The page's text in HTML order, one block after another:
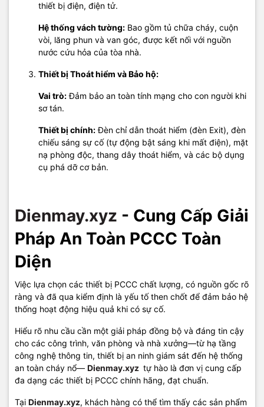
thiết bị điện, điện tử.
Hệ thống vách tường: Bao gồm tủ chữa cháy, cuộn
vòi, lăng phun và van góc, được kết nối với nguồn
nước cứu hỏa của tòa nhà.
Thiết bị Thoát hiểm và Bảo hộ:
Vai trò:Đảm bảo an toàn tính mạng cho con người khi
sơ tán.
Thiết bị chính:Đèn chỉ dẫn thoát hiểm (đèn Exit), đèn
chiếu sáng sự cố (tự động bật sáng khi mất điện), mặt
nạ phòng độc, thang dây thoát hiểm, và các bộ dụng
cụ phá dỡ cơ bản.
Dienmay.xyz - Cung Cấp Giải
Pháp An Toàn PCCC Toàn
Diện
Việc lựa chọn các thiết bị PCCC chất lượng, có nguồn gốc rõ
ràng và đã qua kiểm định là yếu tố then chốt để đảm bảo hệ
thống hoạt động hiệu quả khi có sự cố.
Hiểu rõ nhu cầu cần một giải pháp đồng bộ và đáng tin cậy
cho các công trình, văn phòng và nhà xưởng—từ hạ tầng
công nghệ thông tin, thiết bị an ninh giám sát đến hệ thống
an toàn cháy nổ— Dienmay.xyz tự hào là đơn vị cung cấp
đa dạng các thiết bị PCCC chính hãng, đạt chuẩn.
Tại Dienmay.xyz, khách hàng có thể tìm thấy các sản phẩm